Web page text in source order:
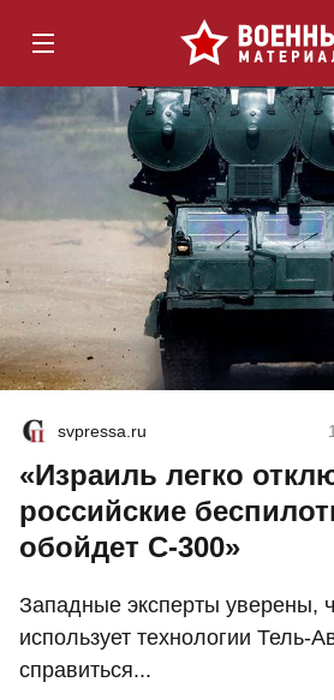
svpressa.ru
«Израиль легко
российские
обойдет С-300»
Западные эксперты уверены,
использует технологии Тель-
справиться...